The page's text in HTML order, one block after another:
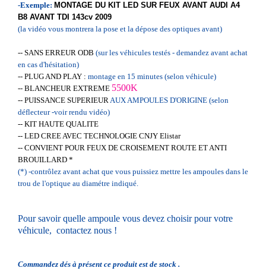
-Exemple: MONTAGE DU KIT LED SUR FEUX AVANT AUDI A4
B8 AVANT TDI 143cv 2009
(la vidéo vous montrera la pose et la dépose des optiques avant)
-- SANS ERREUR ODB (sur les véhicules testés - demandez avant achat
en cas d'hésitation)
-- PLUG AND PLAY : montage en 15 minutes (selon véhicule)
-- BLANCHEUR EXTREME 5500K
-- PUISSANCE SUPERIEURAUX AMPOULES D'ORIGINE (selon
déflecteur -voir rendu vidéo)
-- KIT HAUTE QUALITE
-- LED CREE AVEC TECHNOLOGIE CNJY Elistar
-- CONVIENT POUR FEUX DE CROISEMENT ROUTE ET ANTI
BROUILLARD *
(*) -contrôlez avant achat que vous puissiez mettre les ampoules dans le
trou de l'optique au diamétre indiqué.
Pour savoir quelle ampoule vous devez choisir pour votre
véhicule, contactez nous !
Commandez dés à présent ce produit est de stock .